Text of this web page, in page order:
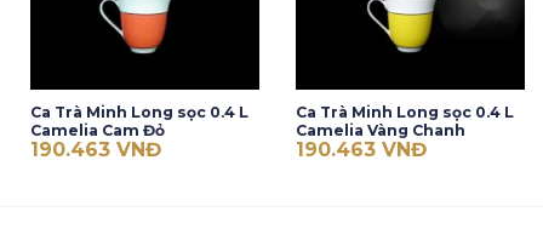
Ca Trà Minh Long sọc 0.4 L
Camelia Cam Đỏ
190.463 VNĐ
Ca Trà Minh Long sọc 0.4 L
Camelia Vàng Chanh
190.463 VNĐ